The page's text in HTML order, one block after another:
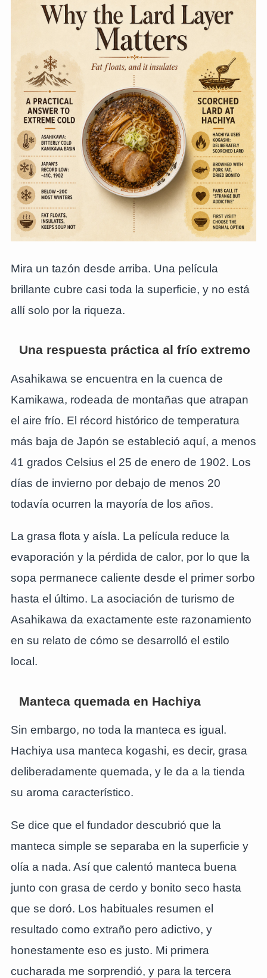
Mira un tazón desde arriba. Una película
brillante cubre casi toda la superficie, y no está
allí solo por la riqueza.
Una respuesta práctica al frío extremo
Asahikawa se encuentra en la cuenca de
Kamikawa, rodeada de montañas que atrapan
el aire frío. El récord histórico de temperatura
más baja de Japón se estableció aquí, a menos
41 grados Celsius el 25 de enero de 1902. Los
días de invierno por debajo de menos 20
todavía ocurren la mayoría de los años.
La grasa flota y aísla. La película reduce la
evaporación y la pérdida de calor, por lo que la
sopa permanece caliente desde el primer sorbo
hasta el último. La asociación de turismo de
Asahikawa da exactamente este razonamiento
en su relato de cómo se desarrolló el estilo
local.
Manteca quemada en Hachiya
Sin embargo, no toda la manteca es igual.
Hachiya usa manteca kogashi, es decir, grasa
deliberadamente quemada, y le da a la tienda
su aroma característico.
Se dice que el fundador descubrió que la
manteca simple se separaba en la superficie y
olía a nada. Así que calentó manteca buena
junto con grasa de cerdo y bonito seco hasta
que se doró. Los habituales resumen el
resultado como extraño pero adictivo, y
honestamente eso es justo. Mi primera
cucharada me sorprendió, y para la tercera